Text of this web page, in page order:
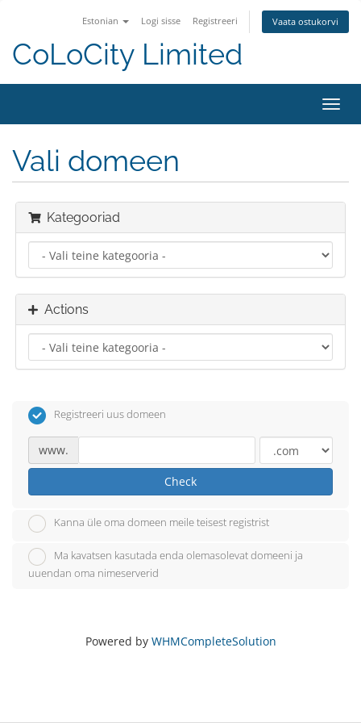
Estonian Logi sisse Registreeri Vaata ostukorvi
CoLoCity Limited
Vali domeen
Kategooriad
Actions
Registreeri uus domeen
www.
Check
Kanna üle oma domeen meile teisest registrist
Ma kavatsen kasutada enda olemasolevat domeeni ja
uuendan oma nimeserverid
Powered by WHMCompleteSolution